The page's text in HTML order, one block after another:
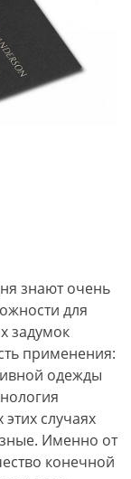
знают очень
для
задумок
применения:
одежды
случаях
Именно от
конечной